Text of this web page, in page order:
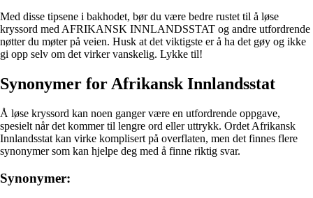
Med disse tipsene i bakhodet, bør du være bedre rustet til å løse
kryssord med AFRIKANSK INNLANDSSTAT og andre utfordrende
nøtter du møter på veien. Husk at det viktigste er å ha det gøy og ikke
gi opp selv om det virker vanskelig. Lykke til!
Synonymer for Afrikansk Innlandsstat
Å løse kryssord kan noen ganger være en utfordrende oppgave,
spesielt når det kommer til lengre ord eller uttrykk. Ordet Afrikansk
Innlandsstat kan virke komplisert på overflaten, men det finnes flere
synonymer som kan hjelpe deg med å finne riktig svar.
Synonymer: